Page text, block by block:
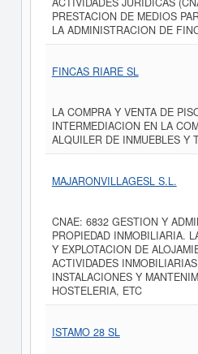
PRESTACION DE MEDIOS
LA ADMINISTRACION DE
FINCAS RIARE SL
LA COMPRA Y VENTA DE
INTERMEDIACION EN LA
ALQUILER DE INMUEBLES Y
MAJARONVILLAGESL S.L.
CNAE: 6832 GESTION Y
PROPIEDAD INMOBILIARIA.
Y EXPLOTACION DE
ACTIVIDADES
INSTALACIONES Y
HOSTELERIA, ETC
ISTAMO 28 SL